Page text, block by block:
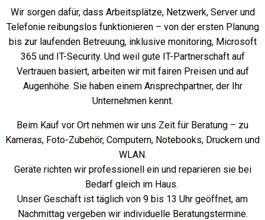
Wir sorgen dafür, dass Arbeitsplätze, Netzwerk, Server und
Telefonie reibungslos funktionieren – von der ersten Planung
bis zur laufenden Betreuung, inklusive monitoring, Microsoft
365 und IT-Security. Und weil gute IT-Partnerschaft auf
Vertrauen basiert, arbeiten wir mit fairen Preisen und auf
Augenhöhe. Sie haben einem Ansprechpartner, der Ihr
Unternehmen kennt.
Beim Kauf vor Ort nehmen wir uns Zeit für Beratung – zu
Kameras, Foto-Zubehör, Computern, Notebooks, Druckern und
WLAN.
Geräte richten wir professionell ein und reparieren sie bei
Bedarf gleich im Haus.
Unser Geschäft ist täglich von 9 bis 13 Uhr geöffnet, am
Nachmittag vergeben wir individuelle Beratungstermine.